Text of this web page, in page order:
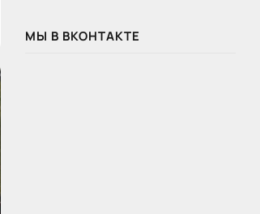
МЫ В ВКОНТАКТЕ